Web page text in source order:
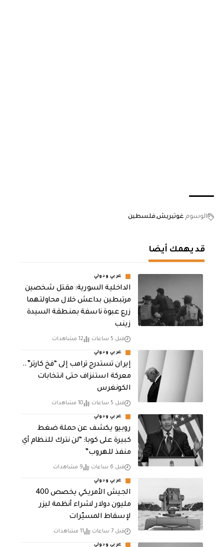
الوسوم غوتيريش فلسطين
قد يهمك أيضا
عربي ودولي
الداخلية السورية: مقتل شخصين
مرتبطين بداعش خلال محاولتهما
زرع عبوة ناسفة بمنطقة السيدة
زينب
قبل 5 ساعات 12 مشاهدات
عربي ودولي
إيران تستدرج ترامب إلى “فخ كارتر”..
معركة استنزاف حتى انتخابات
الكونغرس
قبل 5 ساعات 10 مشاهدات
عربي ودولي
روبيو يكشف عن حملة ضغط
كبيرة على كوبا: “لن نترك للنظام أي
منفذ للهروب”
قبل 6 ساعات 9 مشاهدات
عربي ودولي
الجيش الأمريكي يخصص 400
مليون دولار لشراء أنظمة ليزر
لإسقاط المسيّرات
قبل 7 ساعات 11 مشاهدات
عربي ودولي